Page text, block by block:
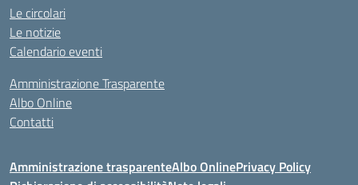
Le circolari
Le notizie
Calendario eventi
Amministrazione Trasparente
Albo Online
Contatti
Amministrazione trasparenteAlbo OnlinePrivacy Policy